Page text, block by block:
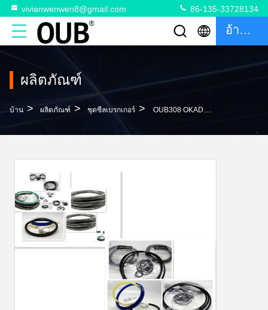
vivianwenwen8@gmail.com 86-135-33728134
อ้างอิง
ผลิตภัณฑ์
บ้าน > ผลิตภัณฑ์ > ชุดซีลเบรกเกอร์ > OUB308 OKADA Breaker Seal Kit FUFZS-2313-28 การเปลี่ยนซีลกระบอกไฮดรอลิก